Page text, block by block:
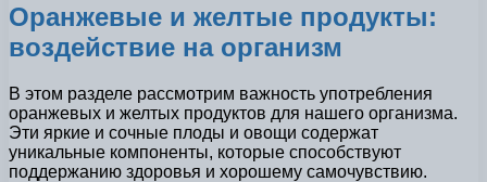
Оранжевые и желтые продукты:
воздействие на организм
В этом разделе рассмотрим важность употребления
оранжевых и желтых продуктов для нашего организма.
Эти яркие и сочные плоды и овощи содержат
уникальные компоненты, которые способствуют
поддержанию здоровья и хорошему самочувствию.